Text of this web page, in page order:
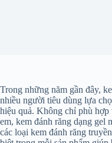
Trong những năm gần đây,
nhiều người tiêu dùng lựa
hiệu quả. Không chỉ phù
em, kem đánh răng dạng gel
các loại kem đánh răng